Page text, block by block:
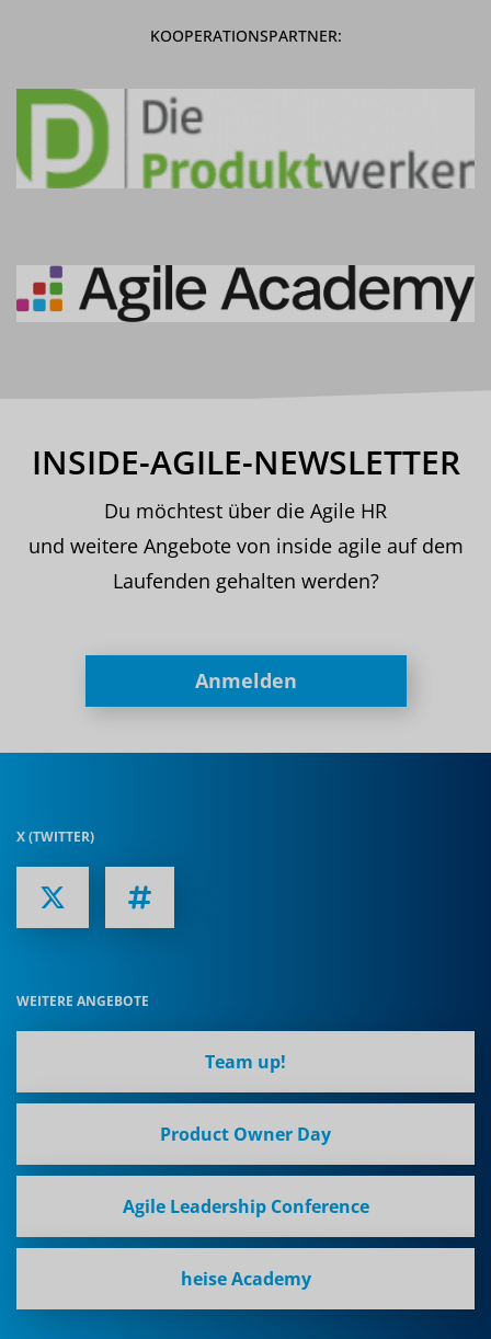
KOOPERATIONSPARTNER:
INSIDE-AGILE-NEWSLETTER
Du möchtest über die Agile HR
und weitere Angebote von inside agile auf dem
Laufenden gehalten werden?
Anmelden
X (TWITTER)
WEITERE ANGEBOTE
Team up!
Product Owner Day
Agile Leadership Conference
heise Academy